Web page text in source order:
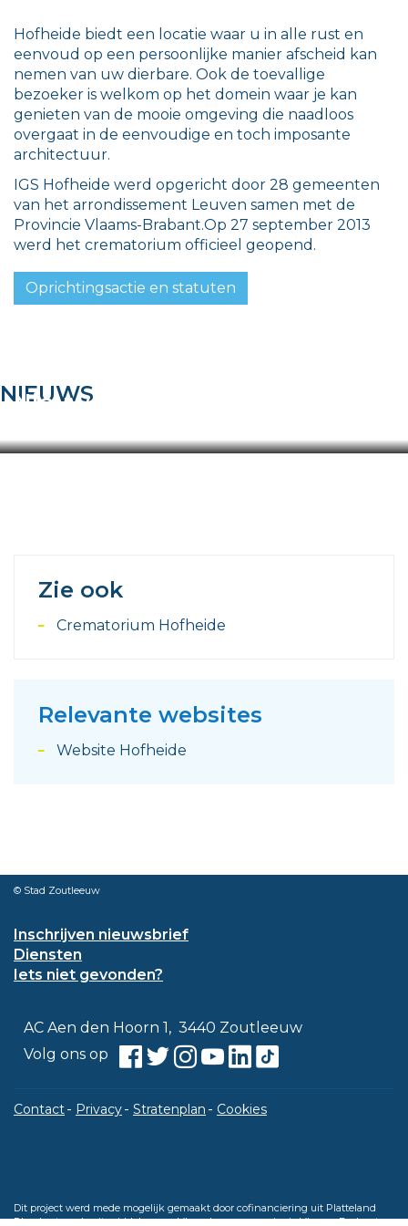
Hofheide biedt een locatie waar u in alle rust en
eenvoud op een persoonlijke manier afscheid kan
nemen van uw dierbare. Ook de toevallige
bezoeker is welkom op het domein waar je kan
genieten van de mooie omgeving die naadloos
overgaat in de eenvoudige en toch imposante
architectuur.
IGS Hofheide werd opgericht door 28 gemeenten
van het arrondissement Leuven samen met de
Provincie Vlaams-Brabant.Op 27 september 2013
werd het crematorium officieel geopend.
Oprichtingsactie en statuten
NIEUWS
Nieuwe dienstverlening vanaf
Zie ook
Crematorium Hofheide
Relevante websites
Website Hofheide
© Stad Zoutleeuw
Inschrijven nieuwsbrief
Diensten
Iets niet gevonden?
Contact
Adres
AC Aen den Hoorn 1 ,
3440 Zoutleeuw
Volg ons op
Facebook
TwitterInstagram
Youtube
Linkedin
TikTok
Contact Privacy Stratenplan Cookies
Dit project werd mede mogelijk gemaakt door cofinanciering uit Platteland
Plus, bestaande uit middelen van Vlaanderen en provincie Vlaams-Brabant.